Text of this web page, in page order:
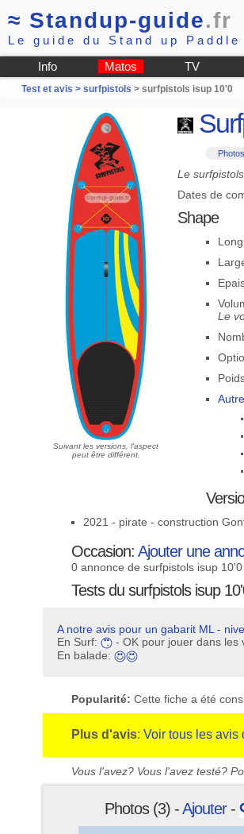
≈ Standup-guide.fr
Le guide du Stand up Paddle
Info Matos TV
Test et avis > surfpistols > surfpistols isup 10'0
Suivant les versions, l'aspect
peut être différent.
Photos
Le
Dates de
Shape
Le
2021 - pirate - construction
Occasion:Ajouter une
0 annonce de surfpistols isup
Tests du surfpistols isup
A notre avis pour un gabarit ML -
En Surf:
- OK pour jouer dans les
En balade:
Popularité: Cette fiche a été
Plus d'avis:Voir tous les avis
Vous l'avez? Vous l'avez testé?
Photos (3) -Ajouter-